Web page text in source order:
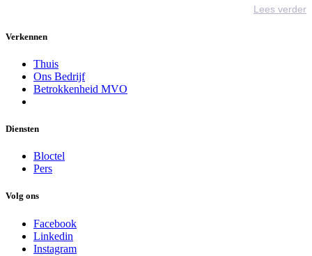
Lees verder
Verkennen
Thuis
Ons Bedrijf
Betrokkenheid MVO
Diensten
Bloctel
Pers
Volg ons
Facebook
Linkedin
Instagram